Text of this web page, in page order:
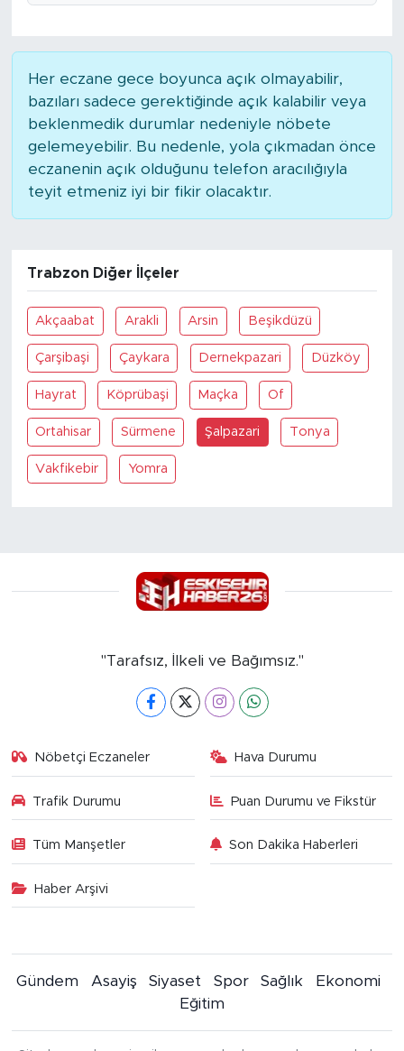
Her eczane gece boyunca açık olmayabilir,
bazıları sadece gerektiğinde açık kalabilir veya
beklenmedik durumlar nedeniyle nöbete
gelemeyebilir. Bu nedenle, yola çıkmadan önce
eczanenin açık olduğunu telefon aracılığıyla
teyit etmeniz iyi bir fikir olacaktır.
Trabzon Diğer İlçeler
Akçaabat Arakli Arsin Beşikdüzü
Çarşibaşi Çaykara Dernekpazari Düzköy
Hayrat Köprübaşi Maçka Of
Ortahisar Sürmene Şalpazari Tonya
Vakfikebir Yomra
"Tarafsız, İlkeli ve Bağımsız."
Nöbetçi Eczaneler Hava Durumu
Trafik Durumu Puan Durumu ve Fikstür
Tüm Manşetler Son Dakika Haberleri
Haber Arşivi
Gündem Asayiş Siyaset Spor Sağlık
Ekonomi
Eğitim
Dünya
Sektör